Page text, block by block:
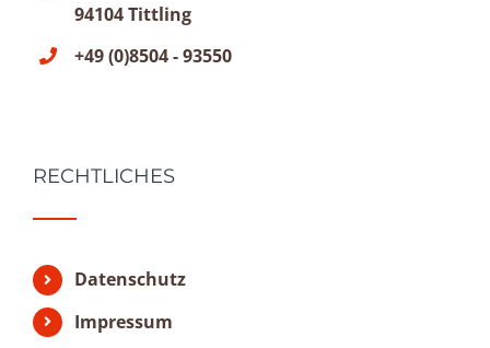
94104 Tittling
+49 (0)8504 - 93550
RECHTLICHES
Datenschutz
Impressum